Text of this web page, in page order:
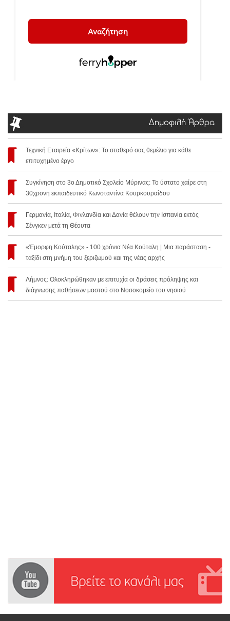
Δημοφιλή Άρθρα
Τεχνική Εταιρεία «Κρίτων»: Το σταθερό σας θεμέλιο για κάθε
επιτυχημένο έργο
Συγκίνηση στο 3ο Δημοτικό Σχολείο Μύρινας: Το ύστατο χαίρε στη
30χρονη εκπαιδευτικό Κωνσταντίνα Κουρκουραΐδου
Γερμανία, Ιταλία, Φινλανδία και Δανία θέλουν την Ισπανία εκτός
Σένγκεν μετά τη Θέουτα
«Έμορφη Κούταλης» - 100 χρόνια Νέα Κούταλη | Μια παράσταση -
ταξίδι στη μνήμη του ξεριζωμού και της νέας αρχής
Λήμνος: Ολοκληρώθηκαν με επιτυχία οι δράσεις πρόληψης και
διάγνωσης παθήσεων μαστού στο Νοσοκομείο του νησιού